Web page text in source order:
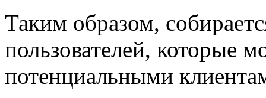
Таким образом,
пользователей, которые
потенциальными